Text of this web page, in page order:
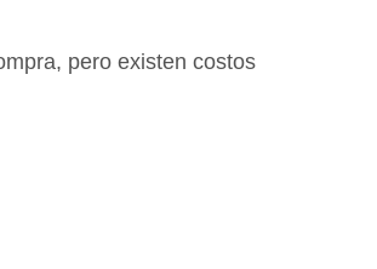
pero existen costos